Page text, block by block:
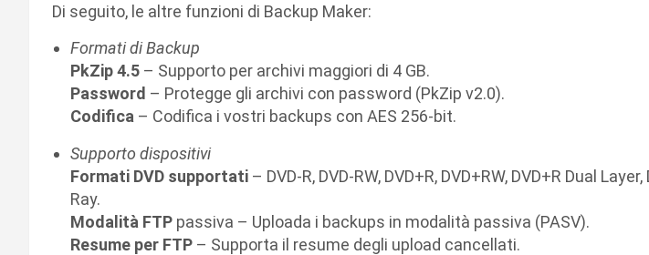
Di seguito, le altre funzioni di Backup Maker:
Formati di Backup
PkZip 4.5 – Supporto per archivi maggiori di 4 GB.
Password – Protegge gli archivi con password (PkZip v2.0).
Codifica – Codifica i vostri backups con AES 256-bit.
Supporto dispositivi
Formati DVD supportati – DVD-R, DVD-RW, DVD+R, DVD+RW, DVD+R Dual
Ray.
Modalità FTP passiva – Uploada i backups in modalità passiva (PASV).
Resume per FTP – Supporta il resume degli upload cancellati.